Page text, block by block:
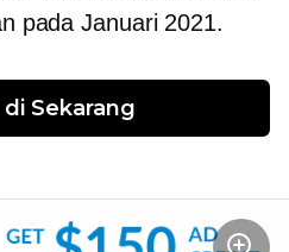
pada Januari 2021.
di Sekarang